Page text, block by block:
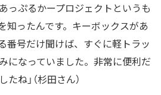
っぷるかープロジェクトというも
知ったんです。キーボックスがあ
番号だけ聞けば、すぐに軽トラッ
になっていました。非常に便利だ
ね」（杉田さん）